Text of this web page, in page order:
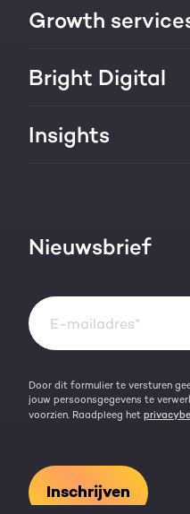
HubSpot integraties
HubSpot CRM maatwerk
Growth
Websites & portals
Groei strategie
Bright Digital
Over ons
Team
Insights
Events & webinars
Kennisbank
Nieuwsbrief
Door dit formulier te versturen
jouw persoonsgegevens te
voorzien. Raadpleeg het